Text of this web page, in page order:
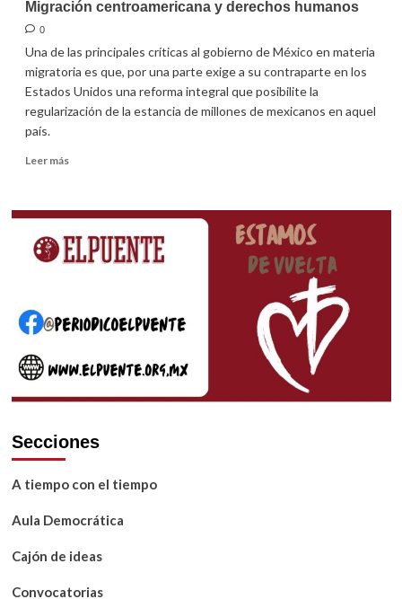
Migración centroamericana y derechos humanos
0
Una de las principales críticas al gobierno de México en materia
migratoria es que, por una parte exige a su contraparte en los
Estados Unidos una reforma integral que posibilite la
regularización de la estancia de millones de mexicanos en aquel
país.
Leer másLeer
Migración
y
derechos
Secciones
A tiempo con el tiempo
Aula Democrática
Cajón de ideas
Convocatorias